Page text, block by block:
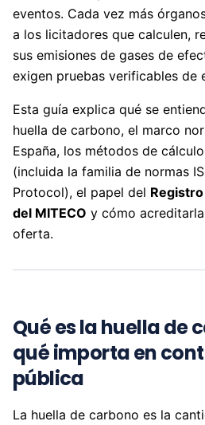
eventos. Cada vez más
a los licitadores que calculen,
sus emisiones de gases de
exigen pruebas verificables de
Esta guía explica qué se
huella de carbono, el marco
España, los métodos de
(incluida la familia de normas
Protocol), el papel del
del MITECO y cómo
oferta.
Qué es la huella de
qué importa en
pública
La huella de carbono es la